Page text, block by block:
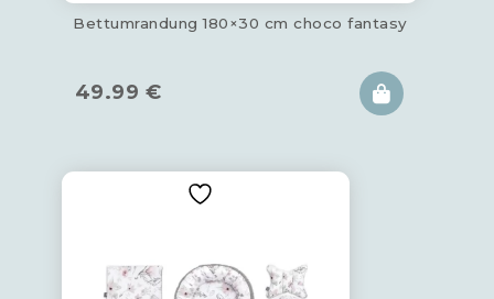
Bettumrandung 180×30 cm choco fantasy
49.99 €